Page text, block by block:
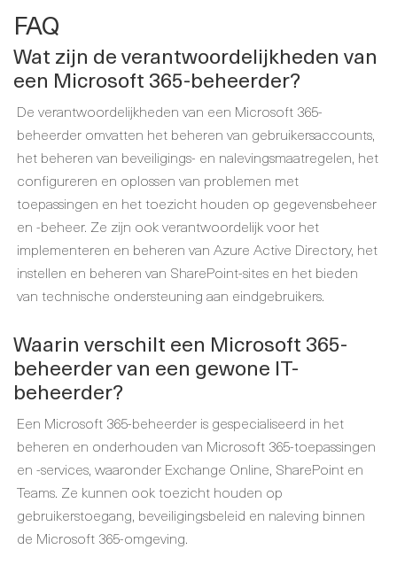
FAQ
Wat zijn de verantwoordelijkheden van
een Microsoft 365-beheerder?
De verantwoordelijkheden van een Microsoft 365-
beheerder omvatten het beheren van gebruikersaccounts,
het beheren van beveiligings- en nalevingsmaatregelen, het
configureren en oplossen van problemen met
toepassingen en het toezicht houden op gegevensbeheer
en -beheer. Ze zijn ook verantwoordelijk voor het
implementeren en beheren van Azure Active Directory, het
instellen en beheren van SharePoint-sites en het bieden
van technische ondersteuning aan eindgebruikers.
Waarin verschilt een Microsoft 365-
beheerder van een gewone IT-
beheerder?
Een Microsoft 365-beheerder is gespecialiseerd in het
beheren en onderhouden van Microsoft 365-toepassingen
en -services, waaronder Exchange Online, SharePoint en
Teams. Ze kunnen ook toezicht houden op
gebruikerstoegang, beveiligingsbeleid en naleving binnen
de Microsoft 365-omgeving.